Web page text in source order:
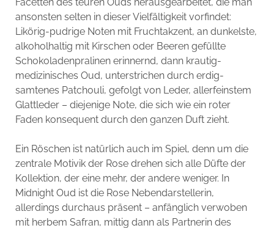
ansonsten selten in dieser Vielfältigkeit vorfindet:
Likörig-pudrige Noten mit Fruchtakzent, an dunkelste,
alkoholhaltig mit Kirschen oder Beeren gefüllte
Schokoladenpralinen erinnernd, dann krautig-
medizinisches Oud, unterstrichen durch erdig-
samtenes Patchouli, gefolgt von Leder, allerfeinstem
Glattleder – diejenige Note, die sich wie ein roter
Faden konsequent durch den ganzen Duft zieht.
Ein Röschen ist natürlich auch im Spiel, denn um die
zentrale Motivik der Rose drehen sich alle Düfte der
Kollektion, der eine mehr, der andere weniger. In
Midnight Oud ist die Rose Nebendarstellerin,
allerdings durchaus präsent – anfänglich verwoben
mit herbem Safran, mittig dann als Partnerin des